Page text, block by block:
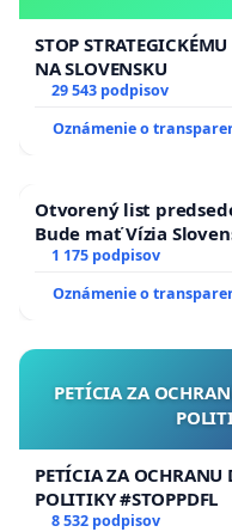
STOP
NA SLOVENSKU
29 543 podpisov
Oznámenie o
Otvorený list
Bude mať Vízia
1 175 podpisov
Oznámenie o
PETÍCIA ZA
PETÍCIA ZA OCHRANU
POLITIKY #STOPPDFL
8 532 podpisov